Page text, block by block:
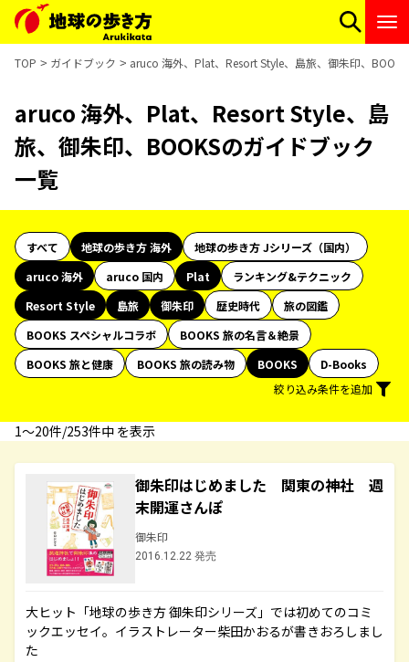
TOP ガイドブック aruco 海外、Plat、Resort Style、島旅、御朱印、
aruco 海外、Plat、Resort Style、島
旅、御朱印、BOOKSのガイドブック
一覧
すべて 地球の歩き方 海外
地球の歩き方 Jシリーズ（国内）
aruco 海外
aruco 国内 Plat
ランキング&テクニック
Resort Style
島旅 御朱印 歴史時代
旅の図鑑
BOOKS スペシャルコラボ
BOOKS 旅の名言＆絶景
BOOKS 旅と健康
BOOKS 旅の読み物 BOOKS
D-Books
絞り込み条件を追加
1〜20件/253件中 を表示
御朱印はじめました 関東の神社 週
末開運さんぽ
御朱印
2016.12.22 発売
大ヒット「地球の歩き方 御朱印シリーズ」では初めてのコミ
ックエッセイ。イラストレーター柴田かおるが書きおろしまし
た